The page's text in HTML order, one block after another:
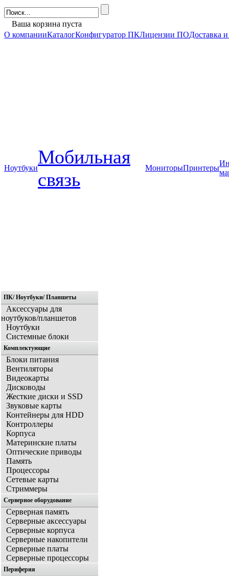
Ваша корзина пуста
О компанииКаталогКонфигуратор ПКЛицензии ПОДоставка
Ноутбуки
Мобильная
связь
МониторыПринтеры
Главная
ПК/ Ноутбуки/ Планшеты
Аксессуары для
ноутбуков/планшетов
Ноутбуки
Системные блоки
Комплектующие
Блоки питания
Вентиляторы
Видеокарты
Дисководы
Жесткие диски и SSD
Звуковые карты
Контейнеры для HDD
Контроллеры
Корпуса
Материнские платы
Оптические приводы
Память
Процессоры
Сетевые карты
Стриммеры
Серверное оборудование
Серверная память
Серверные аксессуары
Серверные корпуса
Серверные накопители
Серверные платы
Серверные процессоры
Периферия